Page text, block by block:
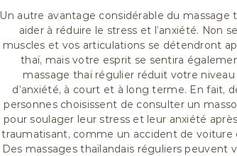
Un autre avantage considérable du massage
aider à réduire le stress et l’anxiété. Non
muscles et vos articulations se détendront
thaï, mais votre esprit se sentira
massage thaï régulier réduit votre
d’anxiété, à court et à long terme. En fait,
personnes choisissent de consulter un
pour soulager leur stress et leur anxiété
traumatisant, comme un accident de voiture
Des massages thaïlandais réguliers peuvent